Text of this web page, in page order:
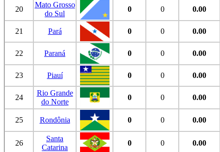
20
Mato Grosso
do Sul
0 0 0.00
21 Pará 0 0 0.00
22 Paraná 0 0 0.00
23 Piauí 0 0 0.00
24
Rio Grande
do Norte
0 0 0.00
25 Rondônia 0 0 0.00
26
Santa
Catarina
0 0 0.00